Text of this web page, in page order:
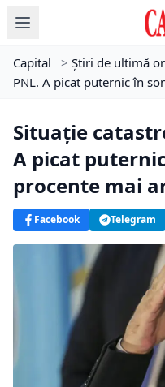
Capital > Știri de ultimă
PNL. A picat puternic în
Situație
A picat
procente mai
Facebook Telegram